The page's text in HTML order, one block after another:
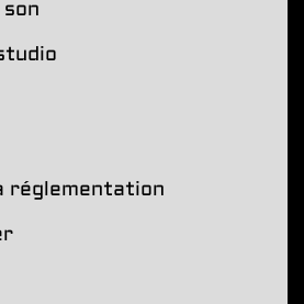
réglementation